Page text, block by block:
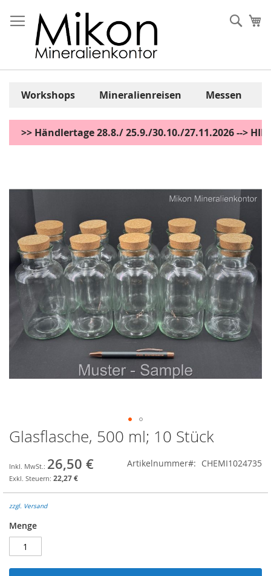
Inhalt
springen
Workshops Mineralienreisen Messen
>> Händlertage 28.8./ 25.9./30.10./27.11.2026 -->
der
Bildgalerie
Zum
Anfang
Bildgalerie
springen
Glasflasche, 500 ml; 10 Stück
26,50 €
22,27 €
Artikelnummer CHEMI1024735
zzgl. Versand
Menge